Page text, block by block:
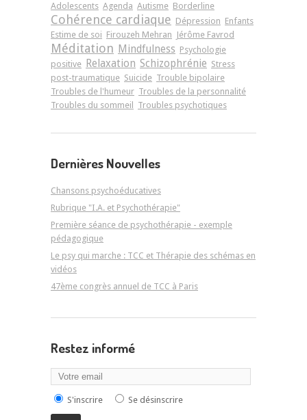
Adolescents Agenda Autisme Borderline
Cohérence cardiaque Dépression Enfants
Estime de soi Firouzeh Mehran Jérôme Favrod
Méditation Mindfulness Psychologie
positive Relaxation Schizophrénie Stress
post-traumatique Suicide Trouble bipolaire
Troubles de l'humeur Troubles de la personnalité
Troubles du sommeil
Troubles psychotiques
Dernières Nouvelles
Chansons psychoéducatives
Rubrique "I.A. et Psychothérapie"
Première séance de psychothérapie - exemple
pédagogique
Le psy qui marche : TCC et Thérapie des schémas en
vidéos
47ème congrès annuel de TCC à Paris
Restez informé
S'inscrire Se désinscrire